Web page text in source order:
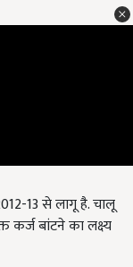
13 से लागू है. चालू
कर्ज बांटने का लक्ष्य